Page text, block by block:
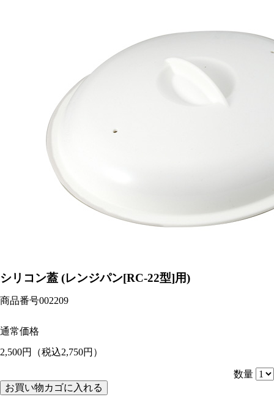
シリコン蓋 (レンジパン[RC-22型]用)
商品番号002209
通常価格
2,500円
（税込2,750円）
数量